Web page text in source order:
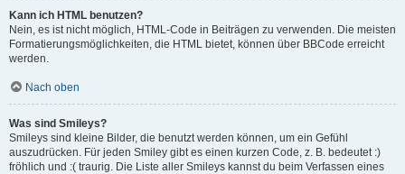
Kann ich HTML benutzen?
Nein, es ist nicht möglich, HTML-Code in Beiträgen zu verwenden. Die meisten
Formatierungsmöglichkeiten, die HTML bietet, können über BBCode erreicht
werden.
Nach oben
Was sind Smileys?
Smileys sind kleine Bilder, die benutzt werden können, um ein Gefühl
auszudrücken. Für jeden Smiley gibt es einen kurzen Code, z. B. bedeutet :)
fröhlich und :( traurig. Die Liste aller Smileys kannst du beim Verfassen eines